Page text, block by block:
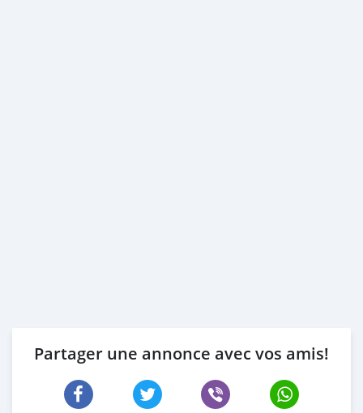
Partager une annonce avec vos amis!